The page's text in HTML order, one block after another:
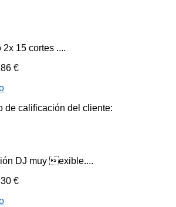
15 cortes ....
€
de calificación del cliente:
DJ muy exible....
€